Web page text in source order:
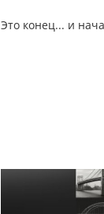
Это конец... и